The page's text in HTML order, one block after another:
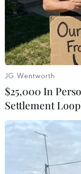
'Chân dung Adele
JG Wentworth
$25,000 In
Settlement